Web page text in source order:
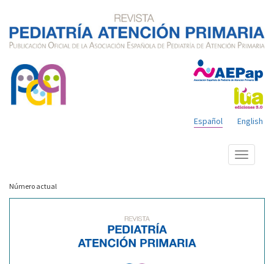
English
Español
Mostrar
menú
Número actual